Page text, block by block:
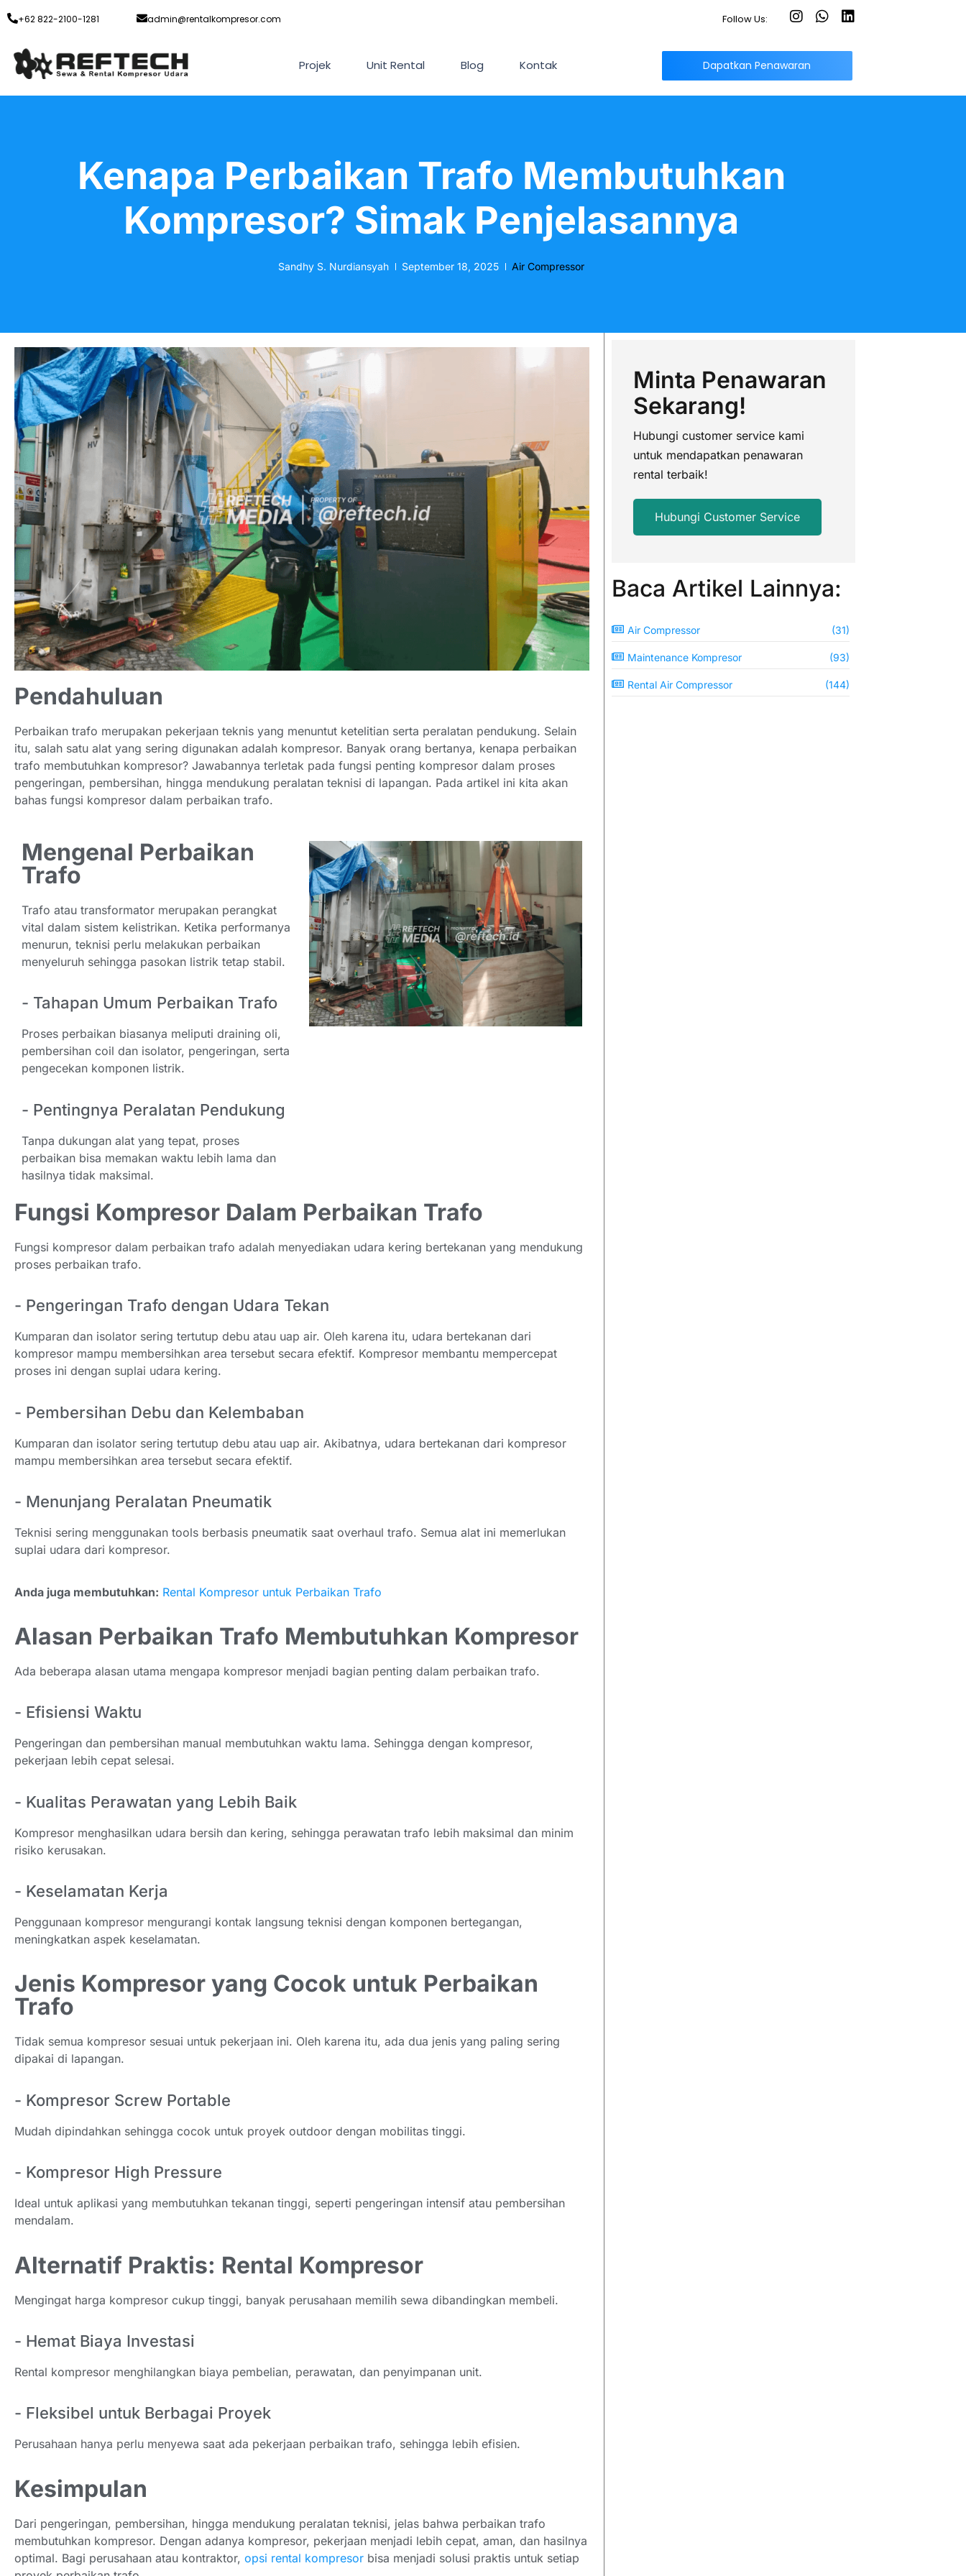
+62 822-2100-1281 admin@rentalkompresor.com Follow Us:
Projek Unit Rental Blog Kontak Dapatkan Penawaran
Kenapa Perbaikan Trafo Membutuhkan
Kompresor? Simak Penjelasannya
Sandhy S. Nurdiansyah September 18, 2025 Air Compressor
Pendahuluan
Perbaikan trafo merupakan pekerjaan teknis yang menuntut ketelitian serta peralatan pendukung. Selain
itu, salah satu alat yang sering digunakan adalah kompresor. Banyak orang bertanya, kenapa perbaikan
trafo membutuhkan kompresor? Jawabannya terletak pada fungsi penting kompresor dalam proses
pengeringan, pembersihan, hingga mendukung peralatan teknisi di lapangan. Pada artikel ini kita akan
bahas fungsi kompresor dalam perbaikan trafo.
Mengenal Perbaikan
Trafo
Trafo atau transformator merupakan perangkat
vital dalam sistem kelistrikan. Ketika performanya
menurun, teknisi perlu melakukan perbaikan
menyeluruh sehingga pasokan listrik tetap stabil.
- Tahapan Umum Perbaikan Trafo
Proses perbaikan biasanya meliputi draining oli,
pembersihan coil dan isolator, pengeringan, serta
pengecekan komponen listrik.
- Pentingnya Peralatan Pendukung
Tanpa dukungan alat yang tepat, proses
perbaikan bisa memakan waktu lebih lama dan
hasilnya tidak maksimal.
Fungsi Kompresor Dalam Perbaikan Trafo
Fungsi kompresor dalam perbaikan trafo adalah menyediakan udara kering bertekanan yang mendukung
proses perbaikan trafo.
- Pengeringan Trafo dengan Udara Tekan
Kumparan dan isolator sering tertutup debu atau uap air. Oleh karena itu, udara bertekanan dari
kompresor mampu membersihkan area tersebut secara efektif. Kompresor membantu mempercepat
proses ini dengan suplai udara kering.
- Pembersihan Debu dan Kelembaban
Kumparan dan isolator sering tertutup debu atau uap air. Akibatnya, udara bertekanan dari kompresor
mampu membersihkan area tersebut secara efektif.
- Menunjang Peralatan Pneumatik
Teknisi sering menggunakan tools berbasis pneumatik saat overhaul trafo. Semua alat ini memerlukan
suplai udara dari kompresor.
Anda juga membutuhkan: Rental Kompresor untuk Perbaikan Trafo
Alasan Perbaikan Trafo Membutuhkan Kompresor
Ada beberapa alasan utama mengapa kompresor menjadi bagian penting dalam perbaikan trafo.
- Efisiensi Waktu
Pengeringan dan pembersihan manual membutuhkan waktu lama. Sehingga dengan kompresor,
pekerjaan lebih cepat selesai.
- Kualitas Perawatan yang Lebih Baik
Kompresor menghasilkan udara bersih dan kering, sehingga perawatan trafo lebih maksimal dan minim
risiko kerusakan.
- Keselamatan Kerja
Penggunaan kompresor mengurangi kontak langsung teknisi dengan komponen bertegangan,
meningkatkan aspek keselamatan.
Jenis Kompresor yang Cocok untuk Perbaikan
Trafo
Tidak semua kompresor sesuai untuk pekerjaan ini. Oleh karena itu, ada dua jenis yang paling sering
dipakai di lapangan.
- Kompresor Screw Portable
Mudah dipindahkan sehingga cocok untuk proyek outdoor dengan mobilitas tinggi.
- Kompresor High Pressure
Ideal untuk aplikasi yang membutuhkan tekanan tinggi, seperti pengeringan intensif atau pembersihan
mendalam.
Alternatif Praktis: Rental Kompresor
Mengingat harga kompresor cukup tinggi, banyak perusahaan memilih sewa dibandingkan membeli.
- Hemat Biaya Investasi
Rental kompresor menghilangkan biaya pembelian, perawatan, dan penyimpanan unit.
- Fleksibel untuk Berbagai Proyek
Perusahaan hanya perlu menyewa saat ada pekerjaan perbaikan trafo, sehingga lebih efisien.
Kesimpulan
Dari pengeringan, pembersihan, hingga mendukung peralatan teknisi, jelas bahwa perbaikan trafo
membutuhkan kompresor. Dengan adanya kompresor, pekerjaan menjadi lebih cepat, aman, dan hasilnya
optimal. Bagi perusahaan atau kontraktor, opsi rental kompresor bisa menjadi solusi praktis untuk setiap
Minta Penawaran
Sekarang!
Hubungi customer service kami
untuk mendapatkan penawaran
rental terbaik!
Hubungi Customer Service
Baca Artikel Lainnya:
Air Compressor (31)
Maintenance Kompresor (93)
Rental Air Compressor (144)